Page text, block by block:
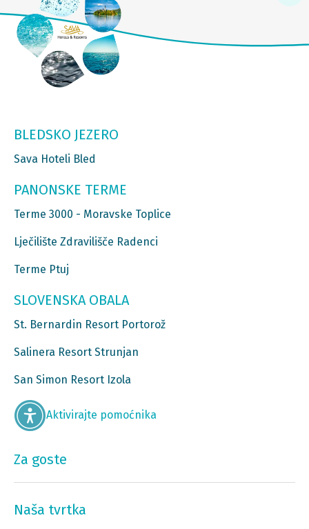
BLEDSKO JEZERO
Sava Hoteli Bled
PANONSKE TERME
Terme 3000 - Moravske Toplice
Lječilište Zdravilišče Radenci
Terme Ptuj
SLOVENSKA OBALA
St. Bernardin Resort Portorož
Salinera Resort Strunjan
San Simon Resort Izola
Aktivirajte pomoćnika
Za goste
Naša tvrtka